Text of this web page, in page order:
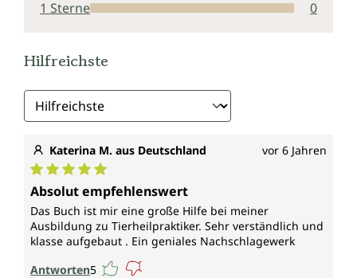
1 Sterne 0
Hilfreichste
Katerina M. aus Deutschland vor 6 Jahren
Durchschnittliche Bewertung von 5 von 5 Sternen
Absolut empfehlenswert
Das Buch ist mir eine große Hilfe bei meiner
Ausbildung zu Tierheilpraktiker. Sehr verständlich und
klasse aufgebaut . Ein geniales Nachschlagewerk
Antworten5